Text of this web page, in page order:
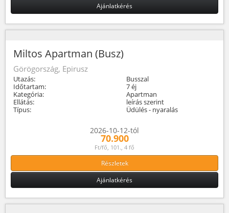
Ajánlatkérés
Miltos Apartman (Busz)
Görögország, Epirusz
Utazás:
Busszal
Időtartam:
7 éj
Kategória:
Apartman
Ellátás:
leírás szerint
Típus:
Üdülés - nyaralás
2026-10-12-tól
70.900
Ft/fő, 101., 4 fő
Részletek
Ajánlatkérés